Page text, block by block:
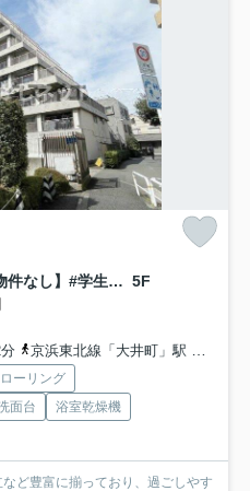
シャンボール南品川【おとり物件なし】#学生・社会人にオススメ！初期費用分割払いOK！ 5F
京浜東北線「大井町」駅 徒歩10分
ーリング
面台
浴室乾燥機
ど豊富に揃っており、過ごしやす